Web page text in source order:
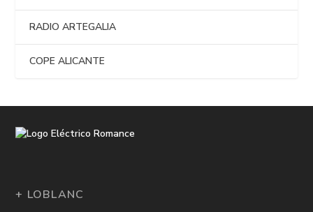
RADIO ARTEGALIA
COPE ALICANTE
+ LOBLANC